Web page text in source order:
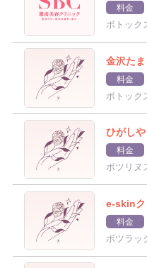
料金
ボトック
金沢た
料金
ボトック
ひがし
料金
ボツリヌ
e-skinク
料金
ボツラッ